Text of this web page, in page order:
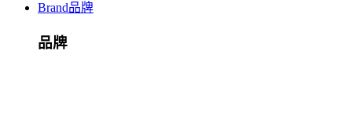
Brand品牌
品牌